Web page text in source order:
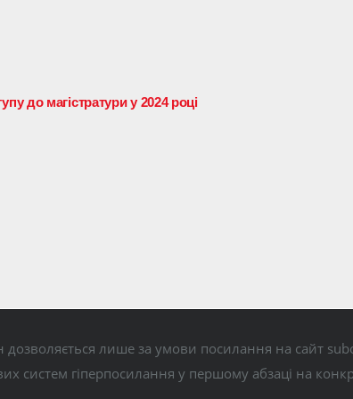
до магістратури у 2024 році
лише за умови посилання на сайт
систем гіперпосилання у першому абзаці на